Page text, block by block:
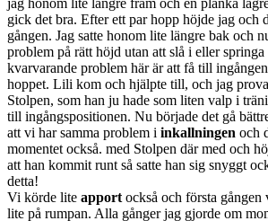
jag honom lite längre fram och en planka
gick det bra. Efter ett par hopp höjde jag och
gången. Jag satte honom lite längre bak och
problem på rätt höjd utan att slå i eller
kvarvarande problem här är att få till
hoppet. Lili kom och hjälpte till, och jag
Stolpen, som han ju hade som liten valp i
till ingångspositionen. Nu började det gå
att vi har samma problem i inkallningen och
momentet också. med Stolpen där med och
att han kommit runt så satte han sig snyggt
detta!
Vi körde lite apportockså och första
lite på rumpan. Alla gånger jag gjorde om